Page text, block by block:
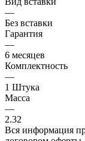
—
Без вставки
Гарантия
—
6 месяцев
Комплектность
—
1 Штука
Масса
—
2.32
Вся информация